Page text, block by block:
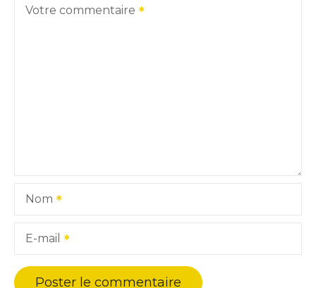
Votre commentaire
Nom
E-mail